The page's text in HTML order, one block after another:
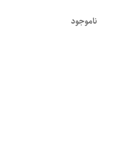
ناموجود